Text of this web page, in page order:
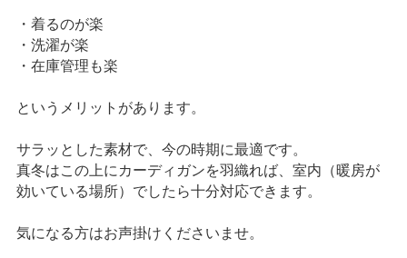
・着るのが楽
・洗濯が楽
・在庫管理も楽
というメリットがあります。
サラッとした素材で、今の時期に最適です。
真冬はこの上にカーディガンを羽織れば、室内（暖房が
効いている場所）でしたら十分対応できます。
気になる方はお声掛けくださいませ。